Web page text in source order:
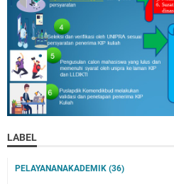
LABEL
PELAYANANAKADEMIK (36)